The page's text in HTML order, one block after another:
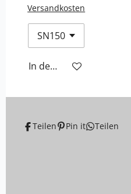
Versandkosten
In den Warenkorb
Teilen Pin it Teilen